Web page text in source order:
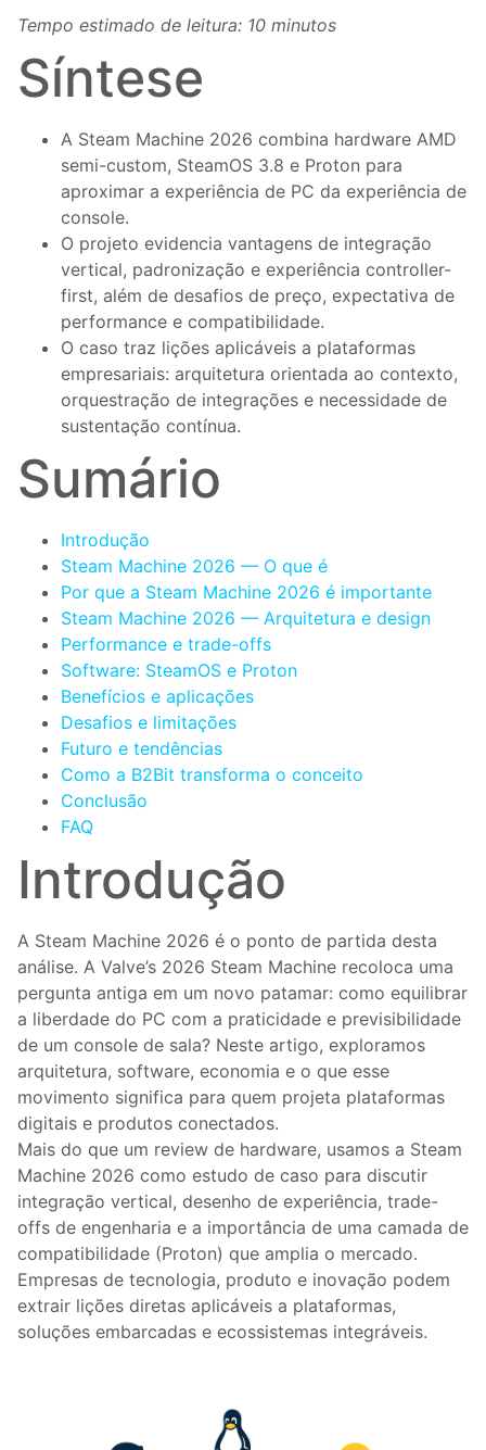
Tempo estimado de leitura: 10 minutos
Síntese
A Steam Machine 2026 combina hardware AMD
semi-custom, SteamOS 3.8 e Proton para
aproximar a experiência de PC da experiência de
console.
O projeto evidencia vantagens de integração
vertical, padronização e experiência controller-
first, além de desafios de preço, expectativa de
performance e compatibilidade.
O caso traz lições aplicáveis a plataformas
empresariais: arquitetura orientada ao contexto,
orquestração de integrações e necessidade de
sustentação contínua.
Sumário
Introdução
Steam Machine 2026 — O que é
Por que a Steam Machine 2026 é importante
Steam Machine 2026 — Arquitetura e design
Performance e trade-offs
Software: SteamOS e Proton
Benefícios e aplicações
Desafios e limitações
Futuro e tendências
Como a B2Bit transforma o conceito
Conclusão
FAQ
Introdução
A Steam Machine 2026 é o ponto de partida desta
análise. A Valve’s 2026 Steam Machine recoloca uma
pergunta antiga em um novo patamar: como equilibrar
a liberdade do PC com a praticidade e previsibilidade
de um console de sala? Neste artigo, exploramos
arquitetura, software, economia e o que esse
movimento significa para quem projeta plataformas
digitais e produtos conectados.
Mais do que um review de hardware, usamos a Steam
Machine 2026 como estudo de caso para discutir
integração vertical, desenho de experiência, trade-
offs de engenharia e a importância de uma camada de
compatibilidade (Proton) que amplia o mercado.
Empresas de tecnologia, produto e inovação podem
extrair lições diretas aplicáveis a plataformas,
soluções embarcadas e ecossistemas integráveis.